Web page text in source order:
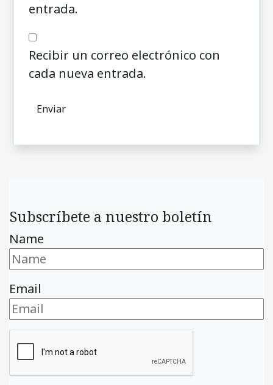
entrada.
Recibir un correo electrónico con
cada nueva entrada.
Subscríbete a nuestro boletín
Name
Email